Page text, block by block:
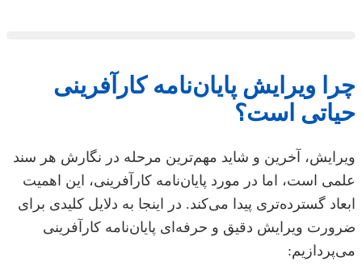
چرا ویرایش پایان‌نامه کارآفرینی
حیاتی است؟
ویرایش، آخرین و شاید مهم‌ترین مرحله در نگارش هر سند
علمی است، اما در مورد پایان‌نامه کارآفرینی، این اهمیت
ابعاد گسترده‌تری پیدا می‌کند. در اینجا به دلایل کلیدی برای
ضرورت ویرایش دقیق و حرفه‌ای پایان‌نامه کارآفرینی
می‌پردازیم: